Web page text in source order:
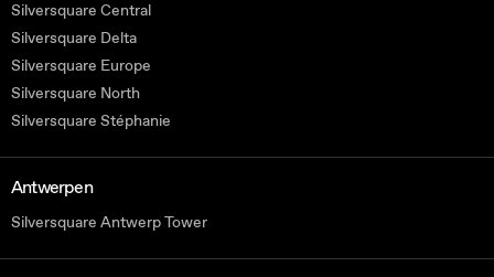
Silversquare Central
Silversquare Delta
Silversquare Europe
Silversquare North
Silversquare Stéphanie
Antwerpen
Silversquare Antwerp Tower